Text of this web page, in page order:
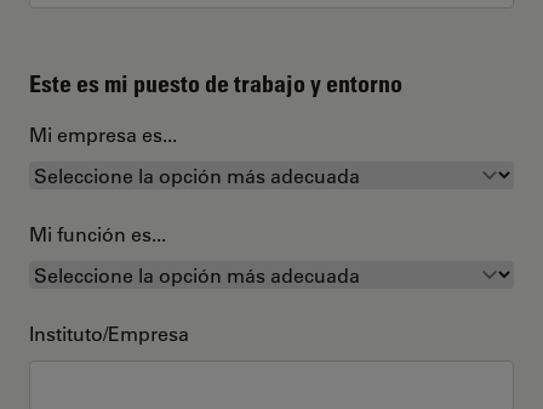
Este es mi puesto de trabajo y entorno
Mi empresa es...
Mi función es...
Instituto/Empresa